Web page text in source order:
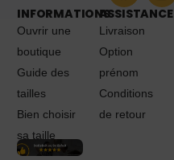
INFORMATIONS
Ouvrir une
boutique
Guide des
tailles
Bien choisir
sa taille
ASSISTANCE
Livraison
Option
prénom
Conditions
de retour